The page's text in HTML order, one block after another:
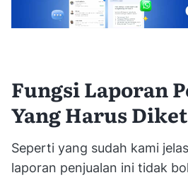
Fungsi Laporan
Yang Harus
Seperti yang sudah kami
laporan penjualan ini tidak